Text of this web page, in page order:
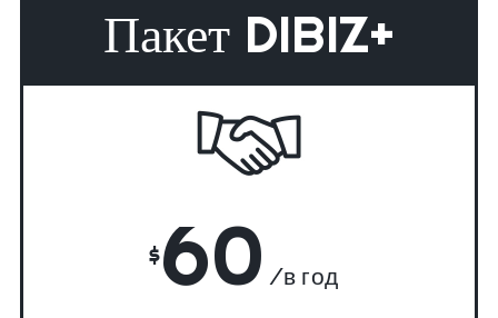
Пакет DIBIZ+
$60 /в год